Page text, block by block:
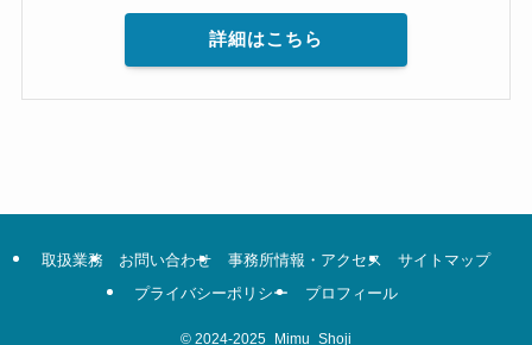
詳細はこちら
取扱業務 お問い合わせ 事務所情報・アクセス
サイトマップ
プライバシーポリシー
プロフィール
© 2024-2025_Mimu_Shoji